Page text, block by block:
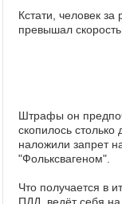
Кстати, человек
превышал
Штрафы он
скопилось
наложили запрет
"Фольксвагеном".
Что получается в